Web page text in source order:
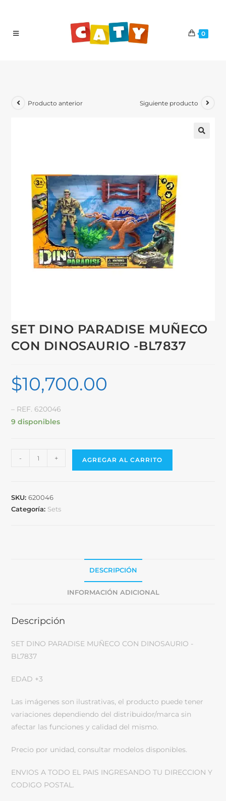
0
Producto anterior Siguiente producto
SET DINO PARADISE MUÑECO
CON DINOSAURIO -BL7837
$10,700.00
– REF. 620046
9 disponibles
- + AGREGAR AL CARRITO
SKU:620046
Categoría: Sets
DESCRIPCIÓN
INFORMACIÓN ADICIONAL
Descripción
SET DINO PARADISE MUÑECO CON DINOSAURIO -
BL7837
EDAD +3
Las imágenes son ilustrativas, el producto puede tener
variaciones dependiendo del distribuidor/marca sin
afectar las funciones y calidad del mismo.
Precio por unidad, consultar modelos disponibles.
ENVIOS A TODO EL PAIS INGRESANDO TU DIRECCION Y
CODIGO POSTAL.